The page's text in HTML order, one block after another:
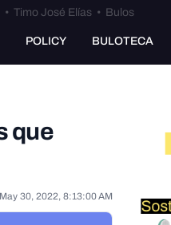
• Timo José Elías• Bulos
POLICY BULOTECA
que
May 30, 2022, 8:13:00 AM